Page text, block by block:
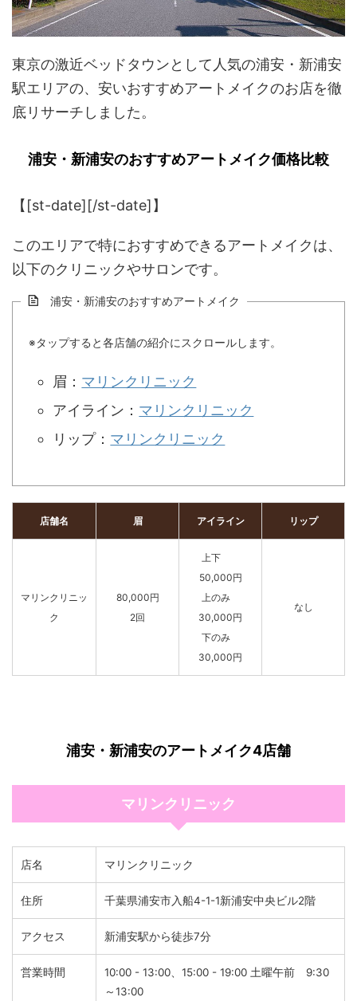
東京の激近ベッドタウンとして人気の浦安・新浦安
駅エリアの、安いおすすめアートメイクのお店を徹
底リサーチしました。
浦安・新浦安のおすすめアートメイク価格比較
【[st-date][/st-date]】
このエリアで特におすすめできるアートメイクは、
以下のクリニックやサロンです。
浦安・新浦安のおすすめアートメイク
※タップすると各店舗の紹介にスクロールします。
眉： マリンクリニック
アイライン： マリンクリニック
リップ： マリンクリニック
店舗名 眉 アイライン リップ
マリンクリニッ
ク
80,000円
2回
上下
50,000円
上のみ
30,000円
下のみ
30,000円
なし
浦安・新浦安のアートメイク4店舗
マリンクリニック
店名 マリンクリニック
住所 千葉県浦安市入船4-1-1新浦安中央ビル2階
アクセス 新浦安駅から徒歩7分
営業時間
10:00 - 13:00、15:00 - 19:00 土曜午前 9:30
～13:00